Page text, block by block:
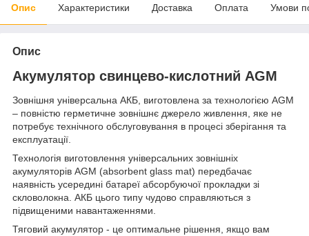
Опис Характеристики Доставка Оплата Умови
Опис
Акумулятор свинцево-кислотний AGM
Зовнішня універсальна АКБ, виготовлена за технологією AGM
– повністю герметичне зовнішнє джерело живлення, яке не
потребує технічного обслуговування в процесі зберігання та
експлуатації.
Технологія виготовлення універсальних зовнішніх
акумуляторів AGM (absorbent glass mat) передбачає
наявність усередині батареї абсорбуючої прокладки зі
скловолокна. АКБ цього типу чудово справляються з
підвищеними навантаженнями.
Тяговий акумулятор - це оптимальне рішення, якщо вам